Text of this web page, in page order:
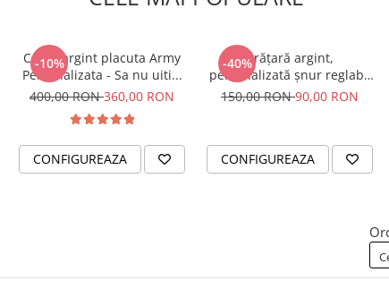
-10%
Colier argint placuta Army
Personalizata - Sa nu uiti...
400,00 RON360,00 RON
CONFIGUREAZA
-40%Brățară argint,
personalizată șnur reglabil
– Believe in Yourself
150,00 RON90,00 RON
CONFIGUREAZA